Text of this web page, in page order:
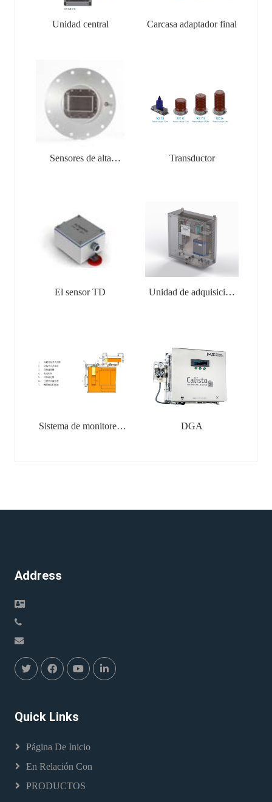
Unidad central Carcasa adaptador final
Sensores de alta
Transductor
El sensor TD
Unidad de adquisición
Sistema de monitoreo
DGA
Address
Quick Links
Página De Inicio
En Relación Con
PRODUCTOS